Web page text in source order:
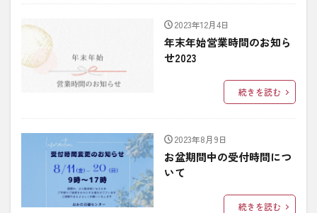
2023年12月4日
年末年始営業時間のお知ら
せ2023
続きを読む
2023年8月9日
お盆期間中の受付時間につ
いて
続きを読む